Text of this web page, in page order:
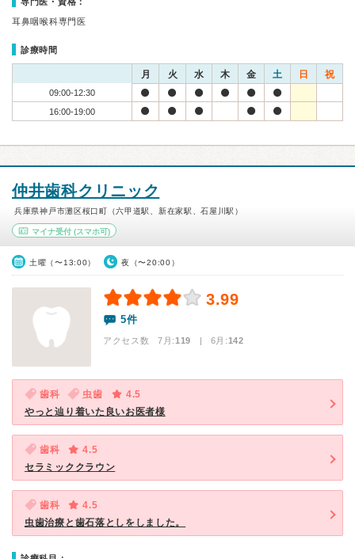
耳鼻咽喉科専門医
診療時間
月 火 水 木 金 土 日 祝
09:00-12:30
16:00-19:00
仲井歯科クリニック
兵庫県神戸市灘区桜口町（六甲道駅、新在家駅、石屋川駅）
マイナ受付 (スマホ可)
土曜（〜13:00） 夜（〜20:00）
3.99
5件
アクセス数 7月:119 | 6月:142
歯科 虫歯
4.5
やっと辿り着いた良いお医者様
歯科
4.5
セラミッククラウン
歯科
4.5
虫歯治療と歯石落としをしました。